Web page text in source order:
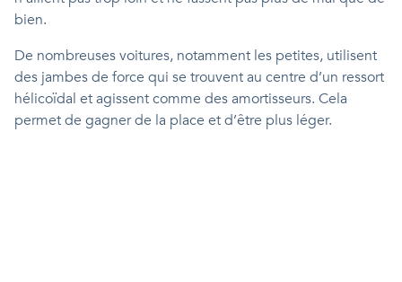
bien.
De nombreuses voitures, notamment les petites, utilisent
des jambes de force qui se trouvent au centre d’un ressort
hélicoïdal et agissent comme des amortisseurs. Cela
permet de gagner de la place et d’être plus léger.